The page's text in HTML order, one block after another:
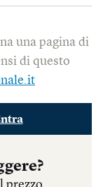
una pagina di
di questo